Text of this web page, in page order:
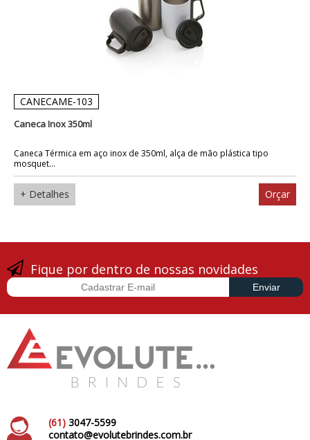
CANECAME-103
Caneca Inox 350ml
Caneca Térmica em aço inox de 350ml, alça de mão plástica tipo
mosquet...
+ Detalhes Orçar
Fique por dentro de nossas novidades
(61) 3047-5599
contato@evolutebrindes.com.br